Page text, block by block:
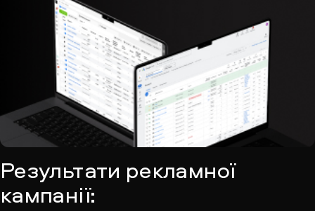
Результати рекламної
кампанії: